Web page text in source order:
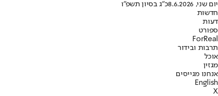
יום שני, 8.6.2026
כ"ג בסיון תשפ"ו
חדשות
דעות
ספורט
ForReal
תרבות ובידור
אוכל
מגזין
אנחנו מגייסים
English
X